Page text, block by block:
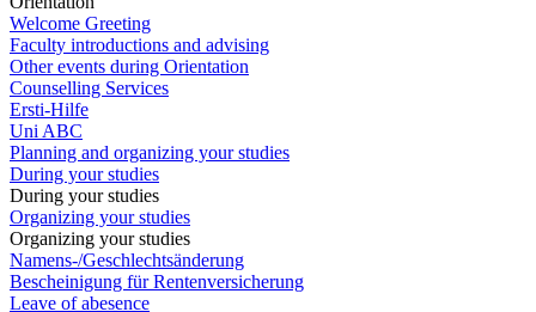
Welcome Greeting
Faculty introductions and advising
Other events during Orientation
Counselling Services
Ersti-Hilfe
Uni ABC
Planning and organizing your studies
During your studies
During your studies
Organizing your studies
Organizing your studies
Namens-/Geschlechtsänderung
Bescheinigung für Rentenversicherung
Leave of abesence